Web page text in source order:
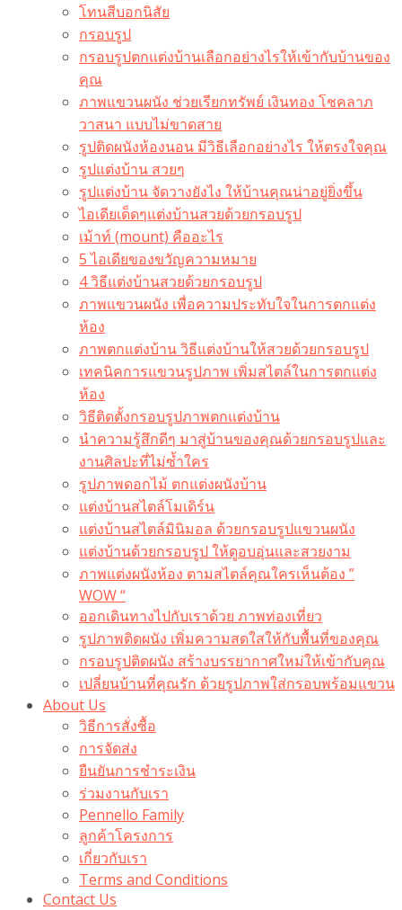
โทนสีบอกนิสัย
กรอบรูป
กรอบรูปตกแต่งบ้านเลือกอย่างไรให้เข้ากับบ้านของ
คุณ
ภาพแขวนผนัง ช่วยเรียกทรัพย์ เงินทอง โชคลาภ
วาสนา แบบไม่ขาดสาย
รูปติดผนังห้องนอน มีวิธีเลือกอย่างไร ให้ตรงใจคุณ
รูปแต่งบ้าน สวยๆ
รูปแต่งบ้าน จัดวางยังไง ให้บ้านคุณน่าอยู่ยิ่งขึ้น
ไอเดียเด็ดๆแต่งบ้านสวยด้วยกรอบรูป
เม้าท์ (mount) คืออะไร​
5 ไอเดียของขวัญความหมาย
4 วิธีแต่งบ้านสวยด้วยกรอบรูป
ภาพแขวนผนัง เพื่อความประทับใจในการตกแต่ง
ห้อง
ภาพตกแต่งบ้าน วิธีแต่งบ้านให้สวยด้วยกรอบรูป
เทคนิคการแขวนรูปภาพ เพิ่มสไตล์ในการตกแต่ง
ห้อง
วิธีติดตั้งกรอบรูปภาพตกแต่งบ้าน
นำความรู้สึกดีๆ มาสู่บ้านของคุณด้วยกรอบรูปและ
งานศิลปะที่ไม่ซ้ำใคร
รูปภาพดอกไม้ ตกแต่งผนังบ้าน
แต่งบ้านสไตล์โมเดิร์น
แต่งบ้านสไตล์มินิมอล ด้วยกรอบรูปแขวนผนัง
แต่งบ้านด้วยกรอบรูป ให้ดูอบอุ่นและสวยงาม
ภาพแต่งผนังห้อง ตามสไตล์คุณใครเห็นต้อง ”
WOW “
ออกเดินทางไปกับเราด้วย ภาพท่องเที่ยว
รูปภาพติดผนัง เพิ่มความสดใสให้กับพื้นที่ของคุณ
กรอบรูปติดผนัง สร้างบรรยากาศใหม่ให้เข้ากับคุณ
เปลี่ยนบ้านที่คุณรัก ด้วยรูปภาพใส่กรอบพร้อมแขวน​
About Us
วิธีการสั่งซื้อ
การจัดส่ง
ยืนยันการชำระเงิน
ร่วมงานกับเรา
Pennello Family
ลูกค้าโครงการ
เกี่ยวกับเรา
Terms and Conditions
Contact Us